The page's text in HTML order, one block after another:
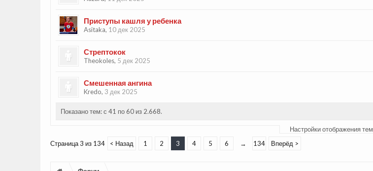
Приступы кашля у ребенка
Asitaka, 10 дек 2025
Стрептокок
Theokoles, 5 дек 2025
Смешенная ангина
Kredo, 3 дек 2025
Показано тем: с 41 по 60 из 2.668.
Настройки отображения тем
Страница 3 из 134 < Назад 1 2 3 4 5 6 → 134 Вперёд >